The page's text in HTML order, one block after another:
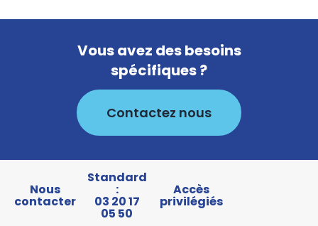
Vous avez des besoins
spécifiques ?
Contactez nous
Nous
contacter
Standard
:
03 20 17
05 50
Accès
privilégiés